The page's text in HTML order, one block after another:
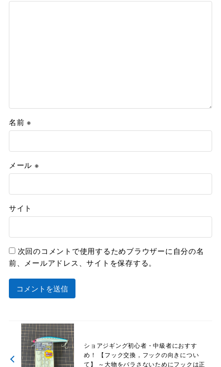
名前※
メール ※
サイト
次回のコメントで使用するためブラウザーに自分の名
前、メールアドレス、サイトを保存する。
ショアジギング初心者・中級者におすす
め！ 【フック交換，フックの向きについ
て】 ～大物をバラさないためにフックは正